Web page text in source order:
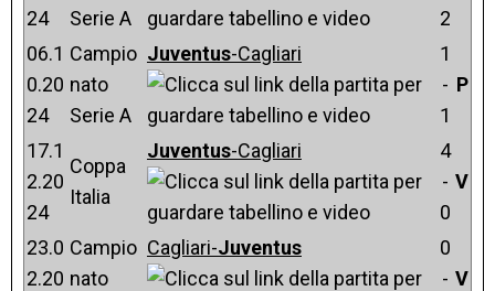
24
Serie A
2
06.1
0.20
24
Campio
nato
Serie A
Juventus-Cagliari
1
-
1
P
17.1
2.20
24
Coppa
Italia
Juventus-Cagliari
4
-
0
V
23.0
2.20
Campio
nato
Cagliari-Juventus
0
- V